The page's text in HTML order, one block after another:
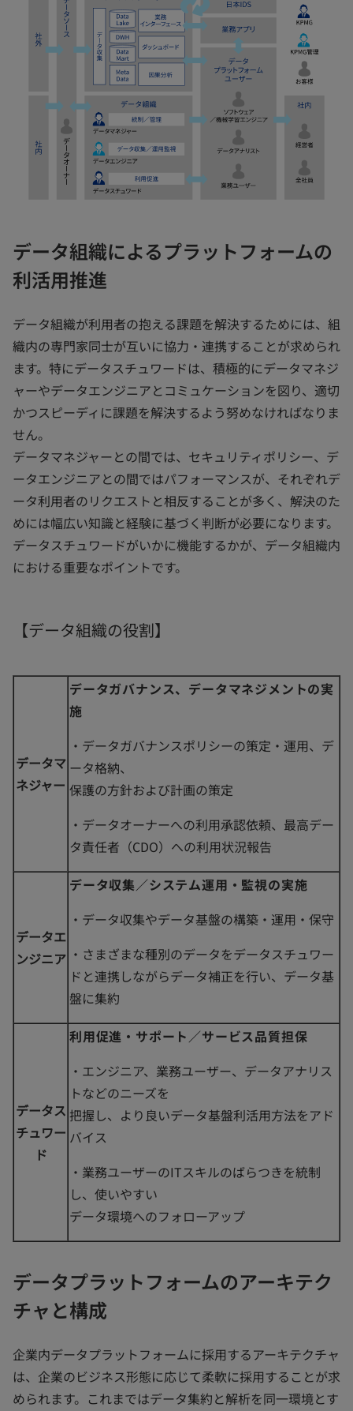
データ組織によるプラットフォームの
利活用推進
データ組織が利用者の抱える課題を解決するためには、組
織内の専門家同士が互いに協力・連携することが求められ
ます。特にデータスチュワードは、積極的にデータマネジ
ャーやデータエンジニアとコミュケーションを図り、適切
かつスピーディに課題を解決するよう努めなければなりま
せん。
データマネジャーとの間では、セキュリティポリシー、デ
ータエンジニアとの間ではパフォーマンスが、それぞれデ
ータ利用者のリクエストと相反することが多く、解決のた
めには幅広い知識と経験に基づく判断が必要になります。
データスチュワードがいかに機能するかが、データ組織内
における重要なポイントです。
【データ組織の役割】
データマ
ネジャー
データガバナンス、データマネジメントの実
施
・データガバナンスポリシーの策定・運用、デ
ータ格納、
保護の方針および計画の策定
・データオーナーへの利用承認依頼、最高デー
タ責任者（CDO）への利用状況報告
データエ
ンジニア
データ収集／システム運用・監視の実施
・データ収集やデータ基盤の構築・運用・保守
・さまざまな種別のデータをデータスチュワー
ドと連携しながらデータ補正を行い、データ基
盤に集約
データス
チュワー
ド
利用促進・サポート／サービス品質担保
・エンジニア、業務ユーザー、データアナリス
トなどのニーズを
把握し、より良いデータ基盤利活用方法をアド
バイス
・業務ユーザーのITスキルのばらつきを統制
し、使いやすい
データ環境へのフォローアップ
データプラットフォームのアーキテク
チャと構成
企業内データプラットフォームに採用するアーキテクチャ
は、企業のビジネス形態に応じて柔軟に採用することが求
められます。これまではデータ集約と解析を同一環境とす